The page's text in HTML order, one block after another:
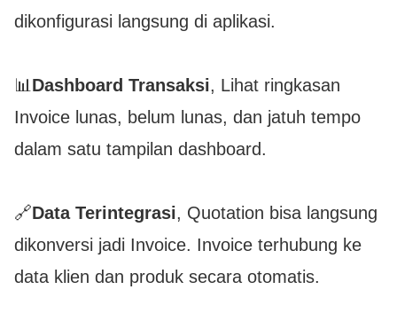
dikonfigurasi langsung di aplikasi.
📊 Dashboard Transaksi, Lihat ringkasan
Invoice lunas, belum lunas, dan jatuh tempo
dalam satu tampilan dashboard.
🔗Data Terintegrasi, Quotation bisa langsung
dikonversi jadi Invoice. Invoice terhubung ke
data klien dan produk secara otomatis.